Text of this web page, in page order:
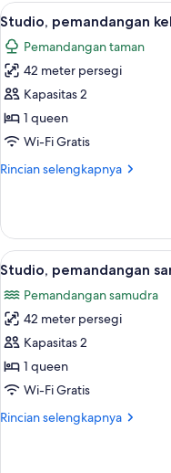
kamar
tidur,
pemandangan
samudra
(2
Bath)
Lihat
semua
foto
untuk
Studio,
pemandangan
kebun
11
Studio, pemandangan
Pemandangan taman
42 meter persegi
Kapasitas 2
1 queen
Wi-Fi Gratis
Rincian selengkapnya
Rincian
Studio,
pemandangan
kebun
Lihat
semua
foto
untuk
Studio,
pemandangan
samudra
13
Studio, pemandangan
Pemandangan samudra
42 meter persegi
Kapasitas 2
1 queen
Wi-Fi Gratis
Rincian selengkapnya
Rincian